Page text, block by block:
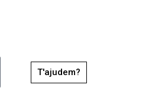
T'ajudem?